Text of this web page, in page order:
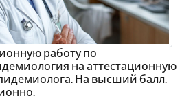
работу по
на аттестационную
На высший балл.